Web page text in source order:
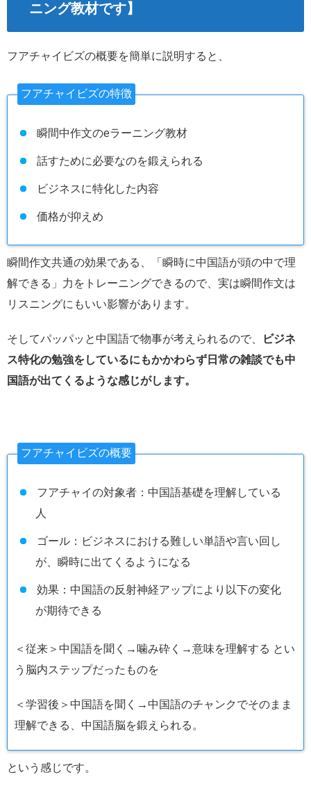
ニング教材です】
フアチャイビズの概要を簡単に説明すると、
フアチャイビズの特徴
瞬間中作文のeラーニング教材
話すために必要なのを鍛えられる
ビジネスに特化した内容
価格が抑えめ
瞬間作文共通の効果である、「瞬時に中国語が頭の中で理
解できる」力をトレーニングできるので、実は瞬間作文は
リスニングにもいい影響があります。
そしてパッパッと中国語で物事が考えられるので、
ビジネ
ス特化の勉強をしているにもかかわらず日常の雑談でも中
国語が出てくるような感じがします。
フアチャイビズの概要
フアチャイの対象者：中国語基礎を理解している
人
ゴール：ビジネスにおける難しい単語や言い回し
が、瞬時に出てくるようになる
効果：中国語の反射神経アップにより以下の変化
が期待できる
＜従来＞中国語を聞く→噛み砕く→意味を理解する とい
う脳内ステップだったものを
＜学習後＞中国語を聞く→中国語のチャンクでそのまま
理解できる、中国語脳を鍛えられる。
という感じです。